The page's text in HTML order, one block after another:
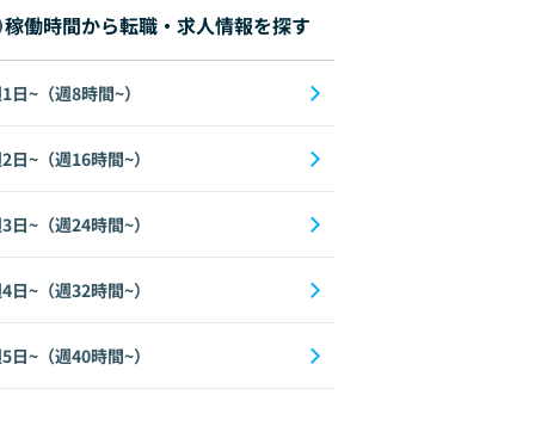
稼働時間から転職・求人情報を探す
日~（週8時間~）
日~（週16時間~）
日~（週24時間~）
日~（週32時間~）
日~（週40時間~）